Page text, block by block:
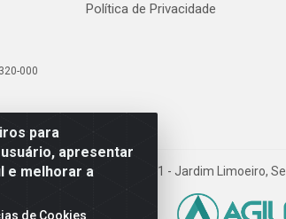
para
apresentar
e melhorar a
de Cookies
000
Política de Privacidade
Sousa dos Santos, 731 - Jardim Limoeiro,